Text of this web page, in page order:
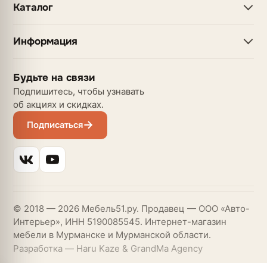
Каталог
Информация
Будьте на связи
Подпишитесь, чтобы узнавать
об акциях и скидках.
Подписаться
© 2018 — 2026 Мебель51.ру. Продавец — ООО «Авто-
Интерьер», ИНН 5190085545. Интернет-магазин
мебели в Мурманске и Мурманской области.
Разработка — Haru Kaze & GrandMa Agency